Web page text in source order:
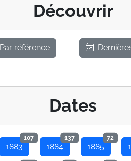
Découvrir
Par référence
Dates
1883
107
1884
137
1885
72